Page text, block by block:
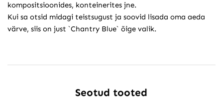
kompositsioonides, konteinerites jne.
Kui sa otsid midagi teistsugust ja soovid lisada oma aeda
värve, siis on just `Chantry Blue` õige valik.
Seotud tooted